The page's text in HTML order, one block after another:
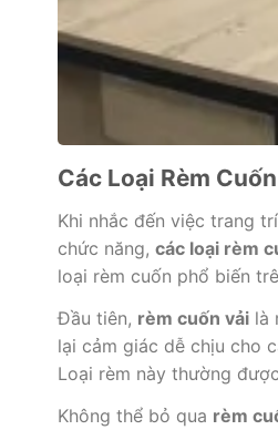
Các Loại Rèm
Khi nhắc đến việc trang
chức năng, các loại rèm
loại rèm cuốn phổ biến
Đầu tiên, rèm cuốn vảilà
lại cảm giác dễ chịu cho
Loại rèm này thường
Không thể bỏ qua rèm